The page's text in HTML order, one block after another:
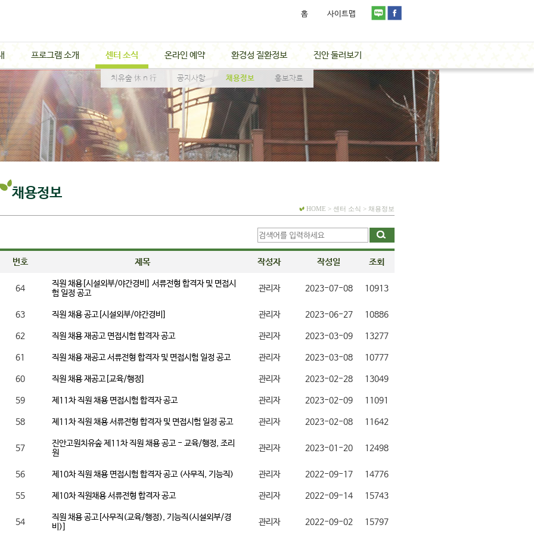
사이트맵
홈
프로그램 소개 센터 소식 온라인 예약 환경성 질환정보 진안 둘러보기
치유숲 休 n 行 공지사항 채용정보 홍보자료
채용정보
HOME > 센터 소식 > 채용정보
번호 제목 작성자 작성일 조회
64
직원 채용[시설외부/야간경비] 서류전형 합격자 및 면접시
험 일정 공고
관리자 2023-07-08 10913
63 직원 채용 공고[시설외부/야간경비] 관리자 2023-06-27 10886
62 직원 채용 재공고 면접시험 합격자 공고 관리자 2023-03-09 13277
61 직원 채용 재공고 서류전형 합격자 및 면접시험 일정 공고 관리자 2023-03-08 10777
60 직원 채용 재공고[교육/행정] 관리자 2023-02-28 13049
59 제11차 직원 채용 면접시험 합격자 공고 관리자 2023-02-09 11091
58 제11차 직원 채용 서류전형 합격자 및 면접시험 일정 공고 관리자 2023-02-08 11642
57
진안고원치유숲 제11차 직원 채용 공고 - 교육/행정, 조리
원
관리자 2023-01-20 12498
56 제10차 직원 채용 면접시험 합격자 공고 (사무직, 기능직) 관리자 2022-09-17 14776
55 제10차 직원채용 서류전형 합격자 공고 관리자 2022-09-14 15743
54
직원 채용 공고[사무직(교육/행정), 기능직(시설외부/경
비)]
관리자 2022-09-02 15797